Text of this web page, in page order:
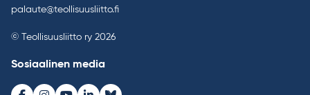
palaute@teollisuusliitto.fi
© Teollisuusliitto ry 2026
Sosiaalinen media